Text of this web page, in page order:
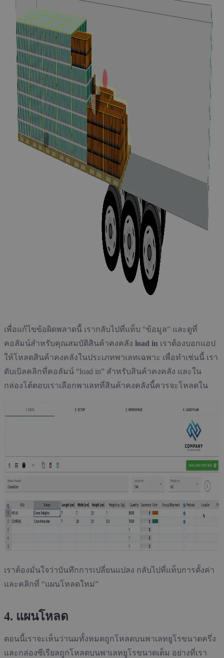
เพื่อแก้ไขข้อผิดพลาดนี้ เรากลับไปที่แท็บ “ข้อมูล” และดูที่
คอลัมน์สำหรับคุณสมบัติสินค้าคงคลัง load in เราต้องบอกแอป
ให้โหลดสินค้าคงคลังในประเภทพาเลทเฉพาะ เพื่อทำเช่นนี้ เรา
ดับเบิลคลิกที่คอลัมน์ “load in” สำหรับสินค้าคงคลัง และใน
กล่องโต้ตอบเราเลือกพาเลทที่สินค้าคงคลังนี้ควรจะโหลดใน
เราต้องมั่นใจว่าบันทึกการเปลี่ยนแปลง กลับไปที่แท็บการตั้งค่า
และคลิกที่ “แผนโหลดใหม่”
4. แผนโหลด
ตอนนี้เราจะเห็นว่านมทั้งหมดถูกโหลดบนพาเลทยูโรขนาดครึ่ง
และกล่องซีเรียลถูกโหลดบนพาเลทยูโรขนาดเต็ม อย่างที่เรา